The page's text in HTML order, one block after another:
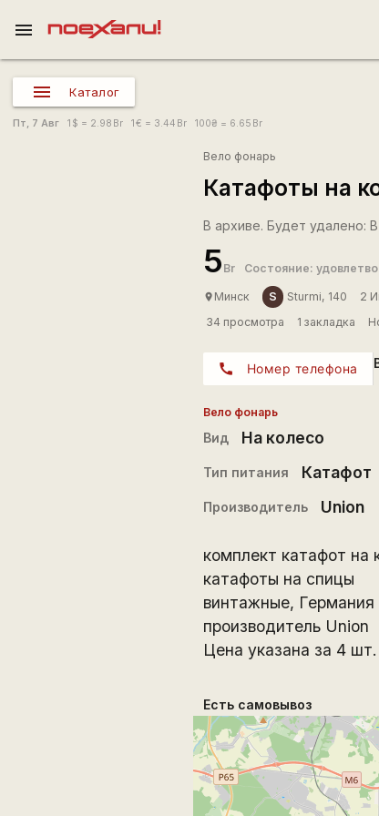
menu
Каталог
Пт, 7 Авг 1 $ = 2.98 Br 1€ = 3.44 Br 100₴ = 6.65 Br
Вело фонарь
Катафоты на
В архиве. Будет удалено:
5 Br Состояние:
place Минск S Sturmi, 140 2
34 просмотра
1 закладка
call Номер телефона
Вело фонарь
Вид На колесо
Тип питания Катафот
Производитель Union
комплект катафот на
катафоты на спицы
винтажные,
производитель Union
Цена указана за 4 шт.
Есть самовывоз